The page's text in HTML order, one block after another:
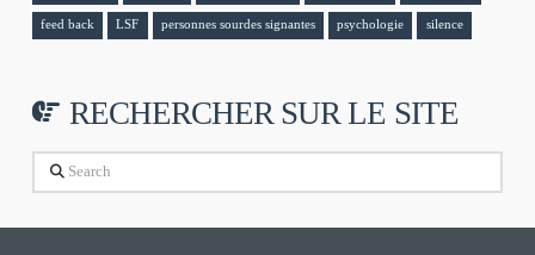
feed back LSF personnes sourdes signantes psychologie silence
RECHERCHER SUR LE SITE
Search